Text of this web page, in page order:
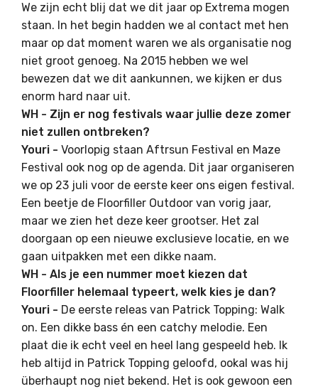
We zijn echt blij dat we dit jaar op Extrema mogen
staan. In het begin hadden we al contact met hen
maar op dat moment waren we als organisatie nog
niet groot genoeg. Na 2015 hebben we wel
bewezen dat we dit aankunnen, we kijken er dus
enorm hard naar uit.
WH - Zijn er nog festivals waar jullie deze zomer
niet zullen ontbreken?
Youri - Voorlopig staan Aftrsun Festival en Maze
Festival ook nog op de agenda. Dit jaar organiseren
we op 23 juli voor de eerste keer ons eigen festival.
Een beetje de Floorfiller Outdoor van vorig jaar,
maar we zien het deze keer grootser. Het zal
doorgaan op een nieuwe exclusieve locatie, en we
gaan uitpakken met een dikke naam.
WH - Als je een nummer moet kiezen dat
Floorfiller helemaal typeert, welk kies je dan?
Youri - De eerste releas van Patrick Topping: Walk
on. Een dikke bass én een catchy melodie. Een
plaat die ik echt veel en heel lang gespeeld heb. Ik
heb altijd in Patrick Topping geloofd, ookal was hij
überhaupt nog niet bekend. Het is ook gewoon een